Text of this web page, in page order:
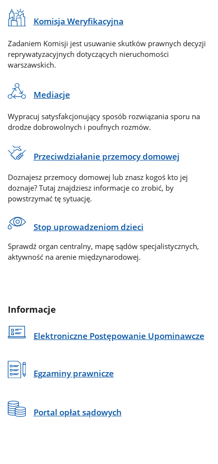
Komisja Weryfikacyjna
Zadaniem Komisji jest usuwanie skutków prawnych decyzji
reprywatyzacyjnych dotyczących nieruchomości
warszawskich.
Mediacje
Wypracuj satysfakcjonujący sposób rozwiązania sporu na
drodze dobrowolnych i poufnych rozmów.
Przeciwdziałanie przemocy domowej
Doznajesz przemocy domowej lub znasz kogoś kto jej
doznaje? Tutaj znajdziesz informacje co zrobić, by
powstrzymać tę sytuację.
Stop uprowadzeniom dzieci
Sprawdź organ centralny, mapę sądów specjalistycznych,
aktywność na arenie międzynarodowej.
Informacje
Elektroniczne Postępowanie Upominawcze
Egzaminy prawnicze
Portal opłat sądowych